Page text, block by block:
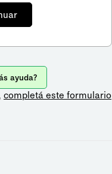
ayuda?
completá este formulario